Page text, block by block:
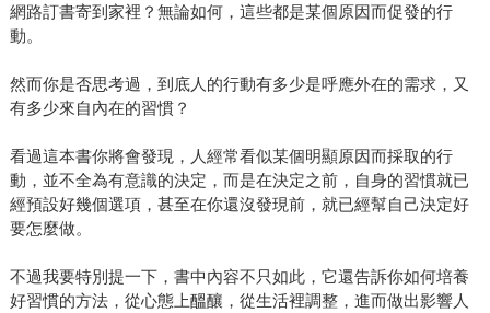
網路訂書寄到家裡？無論如何，這些都是某個原因而促發的行
動。
然而你是否思考過，到底人的行動有多少是呼應外在的需求，又
有多少來自內在的習慣？
看過這本書你將會發現，人經常看似某個明顯原因而採取的行
動，並不全為有意識的決定，而是在決定之前，自身的習慣就已
經預設好幾個選項，甚至在你還沒發現前，就已經幫自己決定好
要怎麼做。
不過我要特別提一下，書中內容不只如此，它還告訴你如何培養
好習慣的方法，從心態上醞釀，從生活裡調整，進而做出影響人